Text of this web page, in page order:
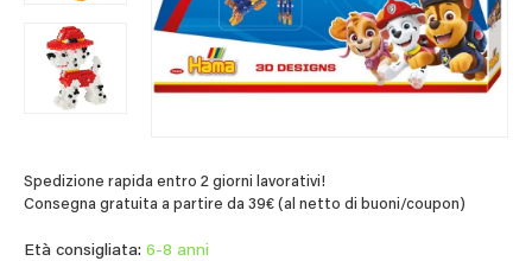
Spedizione rapida entro 2 giorni lavorativi!
Consegna gratuita a partire da 39€ (al netto di buoni/coupon)
Età consigliata: 6-8 anni